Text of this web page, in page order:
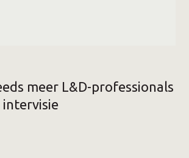
meer L&D-professionals
intervisie